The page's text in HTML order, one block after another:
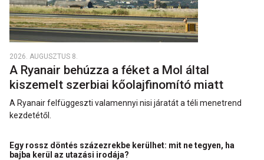
2026. AUGUSZTUS 8.
A Ryanair behúzza a féket a Mol által
kiszemelt szerbiai kőolajfinomító miatt
A Ryanair felfüggeszti valamennyi nisi járatát a téli menetrend
kezdetétől.
Egy rossz döntés százezrekbe kerülhet: mit ne tegyen, ha
bajba kerül az utazási irodája?